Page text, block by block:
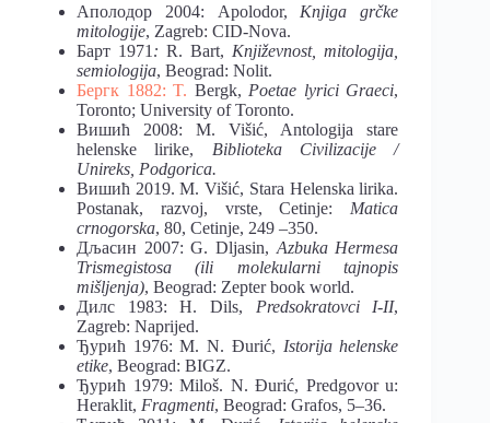
Aполодор 2004: Apolodor, Knjiga grčke
mitologije, Zagreb: CID-Nova.
Барт 1971 :R. Bart, Književnost, mitologija,
semiologija, Beograd: Nolit.
Бергк 1882: T. Bergk, Poetae lyrici Graeci,
Toronto; University of Toronto.
Вишић 2008: M. Višić, Antologija stare
helenske lirike, Biblioteka Civilizacije /
Unireks, Podgorica.
Вишић 2019. M. Višić, Stara Helenska lirika.
Postanak, razvoj, vrste, Cetinje: Matica
crnogorska, 80, Cetinje, 249 –350.
Дљасин 2007: G. Dljasin, Azbuka Hermesa
Trismegistosa (ili molekularni tajnopis
mišljenja), Beograd: Zepter book world.
Дилс 1983: H. Dils, Predsokratovci I-II,
Zagreb: Naprijed.
Ђурић 1976: M. N. Đurić, Istorija helenske
etike, Beograd: BIGZ.
Ђурић 1979: Miloš. N. Đurić, Predgovor u:
Heraklit, Fragmenti, Beograd: Grafos, 5–36.